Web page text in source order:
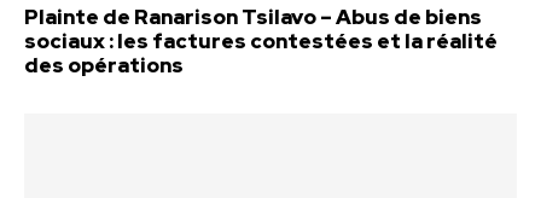
Plainte de Ranarison Tsilavo – Abus de biens
sociaux : les factures contestées et la réalité
des opérations